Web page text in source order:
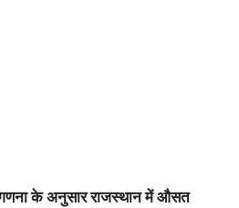
के अनुसार राजस्थान में औसत